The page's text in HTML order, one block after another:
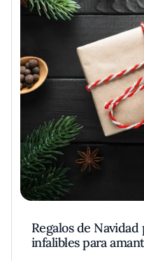
Regalos de
infalibles para